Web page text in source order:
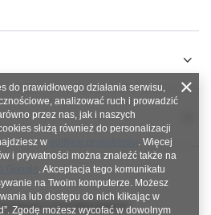
nitkowelove
do prawidłowego działania serwisu,
analizować ruch i prowadzić
przez nas, jak i naszych
służą również do personalizacji
w
. Więcej
i prywatności można znaleźć także na
. Akceptacja tego komunikatu
na Twoim komputerze. Możesz
lub dostępu do nich klikając w
Zgodę możesz wycofać w dowolnym